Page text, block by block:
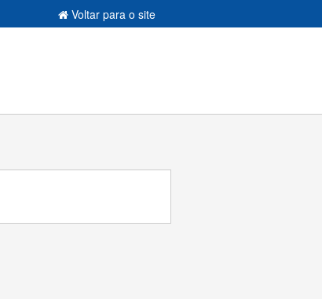
Voltar para o site